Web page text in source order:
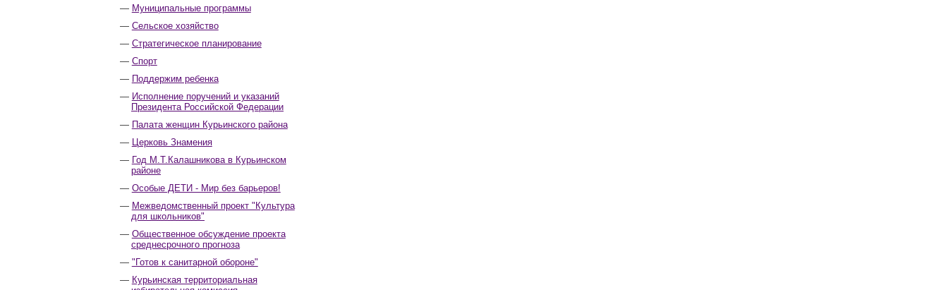
Муниципальные программы
Сельское хозяйство
Стратегическое планирование
Спорт
Поддержим ребенка
Исполнение поручений и указаний
Президента Российской Федерации
Палата женщин Курьинского района
Церковь Знамения
Год М.Т.Калашникова в Курьинском
районе
Особые ДЕТИ - Мир без барьеров!
Межведомственный проект "Культура
для школьников"
Общественное обсуждение проекта
среднесрочного прогноза
"Готов к санитарной обороне"
Курьинская территориальная